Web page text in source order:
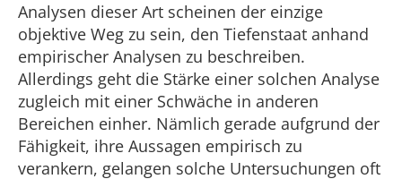
Analysen dieser Art scheinen der einzige
objektive Weg zu sein, den Tiefenstaat anhand
empirischer Analysen zu beschreiben.
Allerdings geht die Stärke einer solchen Analyse
zugleich mit einer Schwäche in anderen
Bereichen einher. Nämlich gerade aufgrund der
Fähigkeit, ihre Aussagen empirisch zu
verankern, gelangen solche Untersuchungen oft